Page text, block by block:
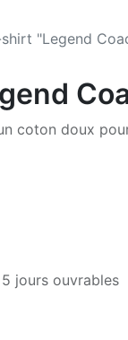
"Legend
coton doux
jours ouvrables